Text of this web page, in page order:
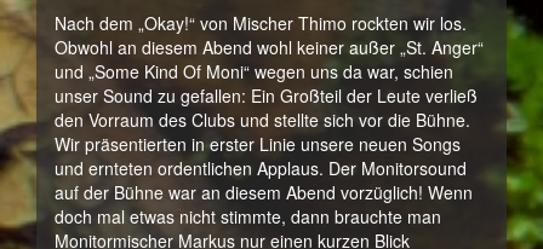
Nach dem „Okay!“ von Mischer Thimo rockten wir los.
Obwohl an diesem Abend wohl keiner außer „St. Anger“
und „Some Kind Of Moni“ wegen uns da war, schien
unser Sound zu gefallen: Ein Großteil der Leute verließ
den Vorraum des Clubs und stellte sich vor die Bühne.
Wir präsentierten in erster Linie unsere neuen Songs
und ernteten ordentlichen Applaus. Der Monitorsound
auf der Bühne war an diesem Abend vorzüglich! Wenn
doch mal etwas nicht stimmte, dann brauchte man
Monitormischer Markus nur einen kurzen Blick